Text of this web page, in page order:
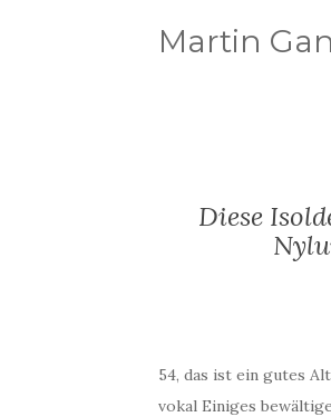
Martin
Diese
54, das ist ein gutes
vokal Einiges